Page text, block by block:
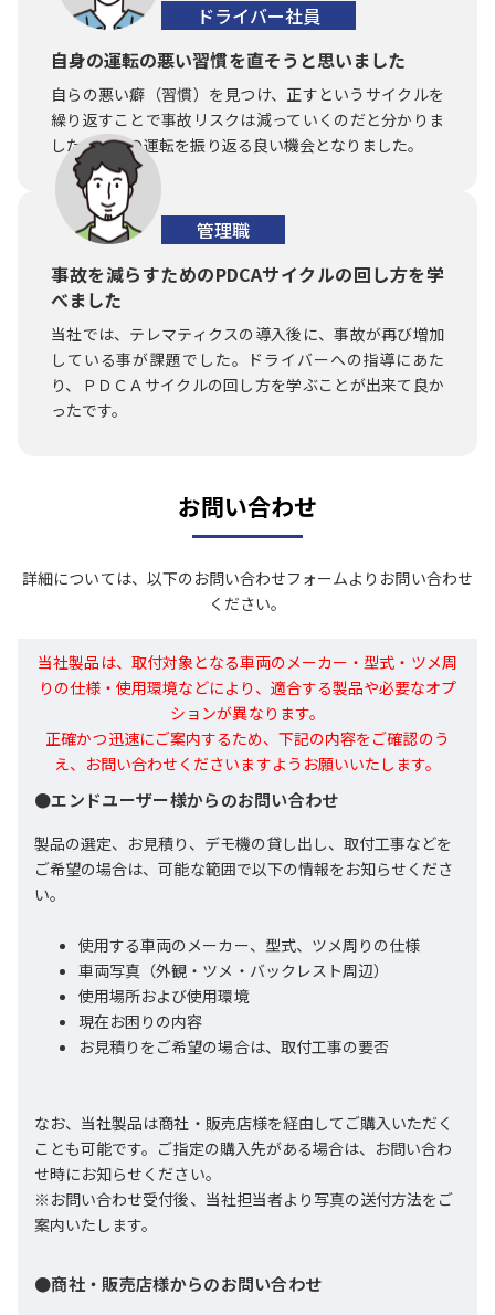
ドライバー社員
自身の運転の悪い習慣を直そうと思いました
自らの悪い癖（習慣）を見つけ、正すというサイクルを
繰り返すことで事故リスクは減っていくのだと分かりま
した。自身の運転を振り返る良い機会となりました。
管理職
事故を減らすためのPDCAサイクルの回し方を学
べました
当社では、テレマティクスの導入後に、事故が再び増加
している事が課題でした。ドライバーへの指導にあた
り、ＰＤＣＡサイクルの回し方を学ぶことが出来て良か
ったです。
お問い合わせ
詳細については、以下のお問い合わせフォームよりお問い合わせ
ください。
当社製品は、取付対象となる車両のメーカー・型式・ツメ周
りの仕様・使用環境などにより、適合する製品や必要なオプ
ションが異なります。
正確かつ迅速にご案内するため、下記の内容をご確認のう
え、お問い合わせくださいますようお願いいたします。
●エンドユーザー様からのお問い合わせ
製品の選定、お見積り、デモ機の貸し出し、取付工事などを
ご希望の場合は、可能な範囲で以下の情報をお知らせくださ
い。
使用する車両のメーカー、型式、ツメ周りの仕様
車両写真（外観・ツメ・バックレスト周辺）
使用場所および使用環境
現在お困りの内容
お見積りをご希望の場合は、取付工事の要否
なお、当社製品は商社・販売店様を経由してご購入いただく
ことも可能です。ご指定の購入先がある場合は、お問い合わ
せ時にお知らせください。
※お問い合わせ受付後、当社担当者より写真の送付方法をご
案内いたします。
●商社・販売店様からのお問い合わせ